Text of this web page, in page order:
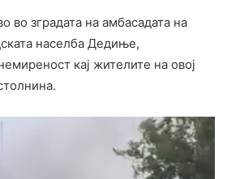
во зградата на амбасадата на
населба Дедиње,
кај жителите на овој